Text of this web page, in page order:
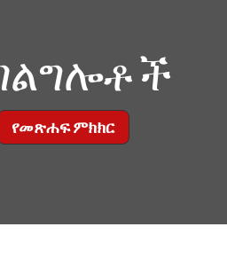
የመጽሐፍ ምክክር